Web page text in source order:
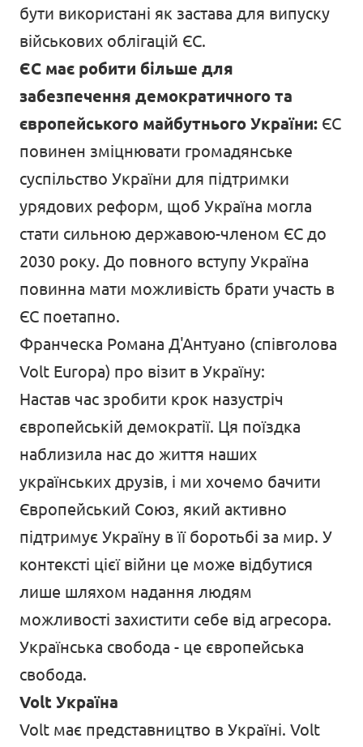
бути використані як застава для випуску
військових облігацій ЄС.
ЄС має робити більше для
забезпечення демократичного та
європейського майбутнього України: ЄС
повинен зміцнювати громадянське
суспільство України для підтримки
урядових реформ, щоб Україна могла
стати сильною державою-членом ЄС до
2030 року. До повного вступу Україна
повинна мати можливість брати участь в
ЄС поетапно.
Франческа Романа Д'Антуано (співголова
Volt Europa) про візит в Україну:
Настав час зробити крок назустріч
європейській демократії. Ця поїздка
наблизила нас до життя наших
українських друзів, і ми хочемо бачити
Європейський Союз, який активно
підтримує Україну в її боротьбі за мир. У
контексті цієї війни це може відбутися
лише шляхом надання людям
можливості захистити себе від агресора.
Українська свобода - це європейська
свобода.
Volt Україна
Volt має представництво в Україні. Volt